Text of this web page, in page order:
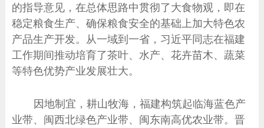
的指导意见，在总体思路中贯彻了大食物观，即在
稳定粮食生产、确保粮食安全的基础上加大特色农
产品生产开发。从一域到一省，习近平同志在福建
工作期间推动培育了茶叶、水产、花卉苗木、蔬菜
等特色优势产业发展壮大。
因地制宜，耕山牧海，福建构筑起临海蓝色产
业带、闽西北绿色产业带、闽东南高优农业带。晋